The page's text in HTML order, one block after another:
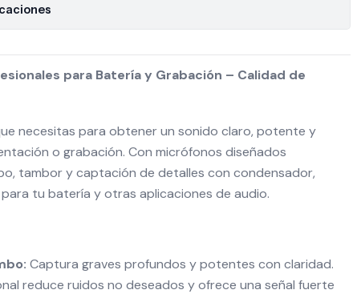
para Batería y Grabación – Calidad de
necesitas para obtener un sonido claro, potente y
o grabación. Con micrófonos diseñados
tambor y captación de detalles con condensador,
tu batería y otras aplicaciones de audio.
Captura graves profundos y potentes con claridad.
reduce ruidos no deseados y ofrece una señal fuerte